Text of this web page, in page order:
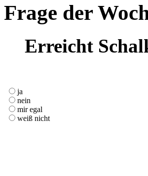
Frage der
Erreicht
ja
nein
mir egal
weiß nicht